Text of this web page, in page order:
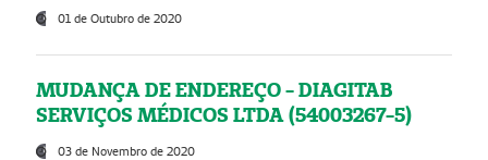
01 de Outubro de 2020
MUDANÇA DE ENDEREÇO - DIAGITAB
SERVIÇOS MÉDICOS LTDA (54003267-5)
03 de Novembro de 2020